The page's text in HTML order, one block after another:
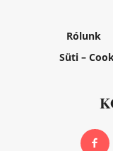
Rólunk
Süti –